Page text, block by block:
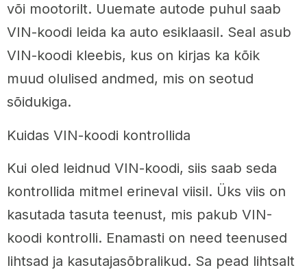
või mootorilt. Uuemate autode puhul saab
VIN-koodi leida ka auto esiklaasil. Seal asub
VIN-koodi kleebis, kus on kirjas ka kõik
muud olulised andmed, mis on seotud
sõidukiga.
Kuidas VIN-koodi kontrollida
Kui oled leidnud VIN-koodi, siis saab seda
kontrollida mitmel erineval viisil. Üks viis on
kasutada tasuta teenust, mis pakub VIN-
koodi kontrolli. Enamasti on need teenused
lihtsad ja kasutajasõbralikud. Sa pead lihtsalt